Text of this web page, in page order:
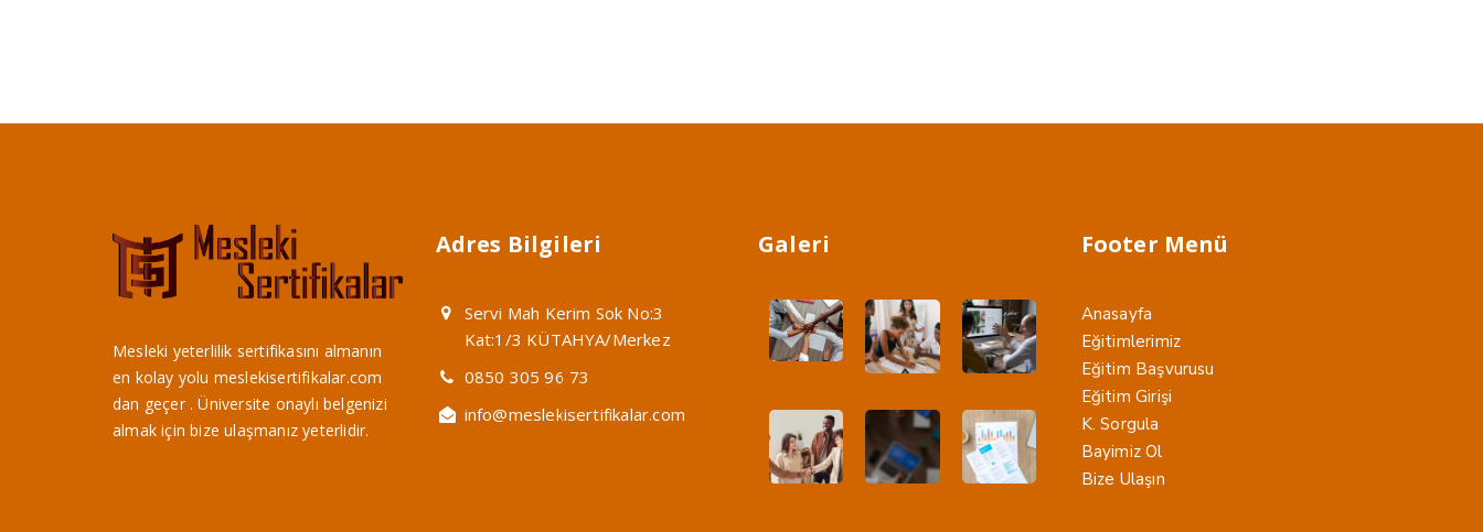
Mesleki yeterlilik sertifikasını almanın
en kolay yolu meslekisertifikalar.com
dan geçer . Üniversite onaylı belgenizi
almak için bize ulaşmanız yeterlidir.
Adres Bilgileri
Servi Mah Kerim Sok No:3
Kat:1/3 KÜTAHYA/Merkez
0850 305 96 73
info@meslekisertifikalar.com
Galeri Footer Menü
Anasayfa
Eğitimlerimiz
Eğitim Başvurusu
Eğitim Girişi
K. Sorgula
Bayimiz Ol
Bize Ulaşın